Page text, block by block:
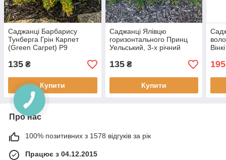
Саджанці Барбарису
Тунберга Грін Карпет
(Green Carpet) Р9
135 ₴
Купити
Саджанці Ялівцю
горизонтального Принц
Уельський, 3-х річний
Prince of Welles) С1.5
135₴
Купити
195
Про нас
100% позитивних з 1578 відгуків за рік
Працює з 04.12.2015